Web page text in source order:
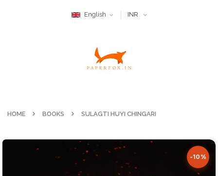
English INR
HOME BOOKS SULAGTI HUYI CHINGARI
-10%